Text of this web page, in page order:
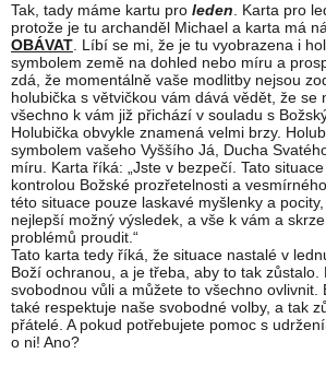
Tak, tady máme kartu pro leden . Karta pro
protože je tu archanděl Michael a karta má
OBÁVAT . Líbí se mi, že je tu vyobrazena i
symbolem země na dohled nebo míru a
zdá, že momentálně vaše modlitby nejsou
holubička s větvičkou vám dává vědět, že se
všechno k vám již přichází v souladu s
Holubička obvykle znamená velmi brzy.
symbolem vašeho Vyššího Já, Ducha
míru. Karta říká: „Jste v bezpečí. Tato
kontrolou Božské prozřetelnosti a
této situace pouze laskavé myšlenky a
nejlepší možný výsledek, a vše k vám a
problémů proudit.“
Tato karta tedy říká, že situace nastalé v
Boží ochranou, a je třeba, aby to tak zůstalo.
svobodnou vůli a můžete to všechno ovlivnit.
také respektuje naše svobodné volby, a tak
přátelé. A pokud potřebujete pomoc s
o ni! Ano?